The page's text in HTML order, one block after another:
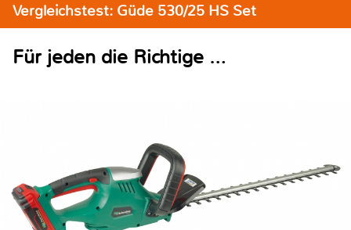
Vergleichstest: Güde 530/25 HS Set
Für jeden die Richtige …